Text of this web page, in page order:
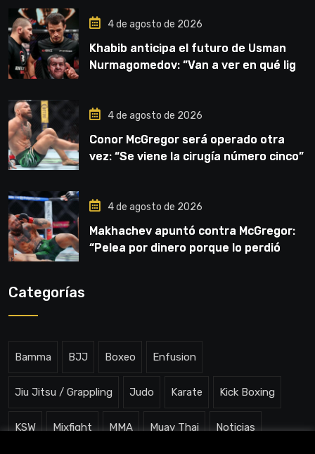
4 de agosto de 2026
Khabib anticipa el futuro de Usman
Nurmagomedov: “Van a ver en qué liga
4 de agosto de 2026
Conor McGregor será operado otra
vez: “Se viene la cirugía número cinco”
4 de agosto de 2026
Makhachev apuntó contra McGregor:
“Pelea por dinero porque lo perdió
Categorías
Bamma BJJ Boxeo Enfusion
Jiu Jitsu / Grappling Judo Karate Kick Boxing
KSW Mixfight MMA Muay Thai Noticias